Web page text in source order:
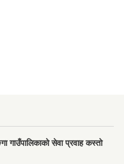
गाउँपालिकाको सेवा प्रवाह कस्तो